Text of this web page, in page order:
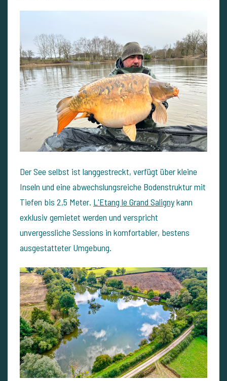
Der See selbst ist langgestreckt, verfügt über kleine
Inseln und eine abwechslungsreiche Bodenstruktur mit
Tiefen bis 2,5 Meter. L'Etang le Grand Salignykann
exklusiv gemietet werden und verspricht
unvergessliche Sessions in komfortabler, bestens
ausgestatteter Umgebung.